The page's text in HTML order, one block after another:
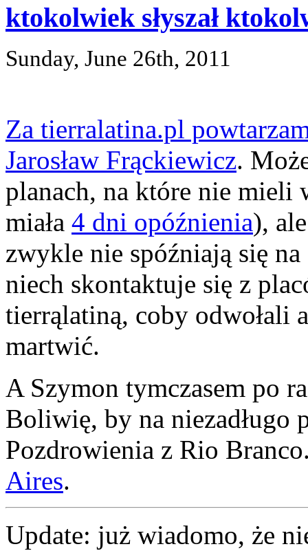
ktokolwiek słyszał
Sunday, June 26th, 2011
Za tierralatina.pl
Jarosław Frąckiewicz.
planach, na które nie mieli
miała 4 dni opóźnienia),
zwykle nie spóźniają się
niech skontaktuje się z
tierrąlatiną, coby odwołali
martwić.
A Szymon tymczasem po
Boliwię, by na
Pozdrowienia z Rio
Aires.
Update: już wiadomo, że